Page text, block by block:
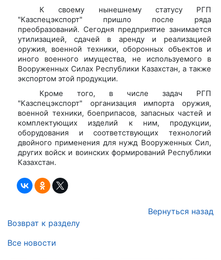
К своему нынешнему статусу РГП
"Казспецэкспорт" пришло после ряда
преобразований. Сегодня предприятие занимается
утилизацией, сдачей в аренду и реализацией
оружия, военной техники, оборонных объектов и
иного военного имущества, не используемого в
Вооруженных Силах Республики Казахстан, а также
экспортом этой продукции.
Кроме того, в числе задач РГП
"Казспецэкспорт" организация импорта оружия,
военной техники, боеприпасов, запасных частей и
комплектующих изделий к ним, продукции,
оборудования и соответствующих технологий
двойного применения для нужд Вооруженных Сил,
других войск и воинских формирований Республики
Казахстан.
Вернуться назад
Возврат к разделу
Все новости